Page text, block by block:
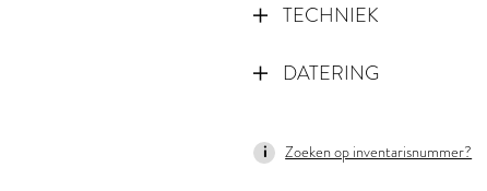
TECHNIEK
DATERING
Zoeken op inventarisnummer?